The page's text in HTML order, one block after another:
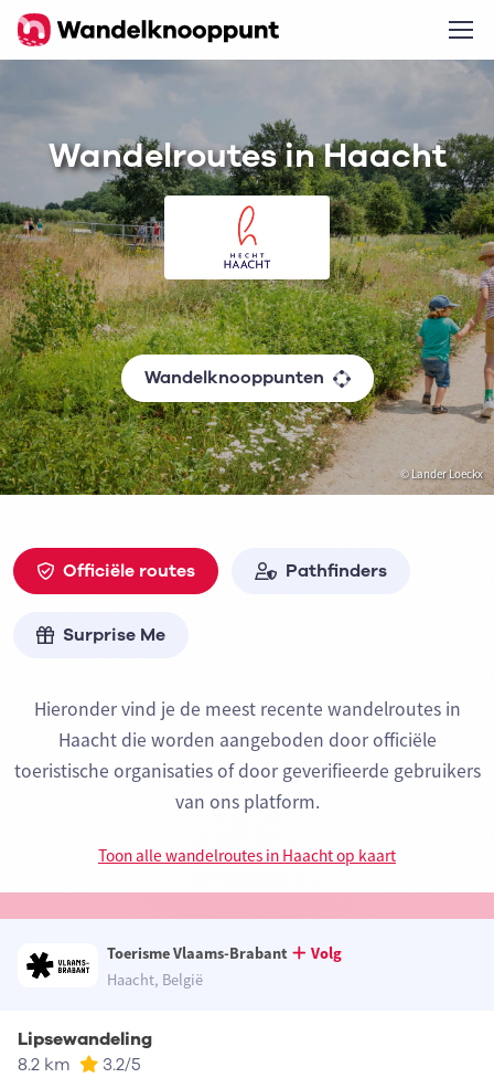
© Lander Loeckx
Wandelroutes in Haacht
Wandelknooppunten
Officiële routes Pathfinders
Surprise Me
Hieronder vind je de meest recente wandelroutes in
Haacht die worden aangeboden door officiële
toeristische organisaties of door geverifieerde gebruikers
van ons platform.
Toon alle wandelroutes in Haacht op kaart
Toerisme Vlaams-Brabant
Volg
Haacht, België
Lipsewandeling
8.2 km 3.2/5